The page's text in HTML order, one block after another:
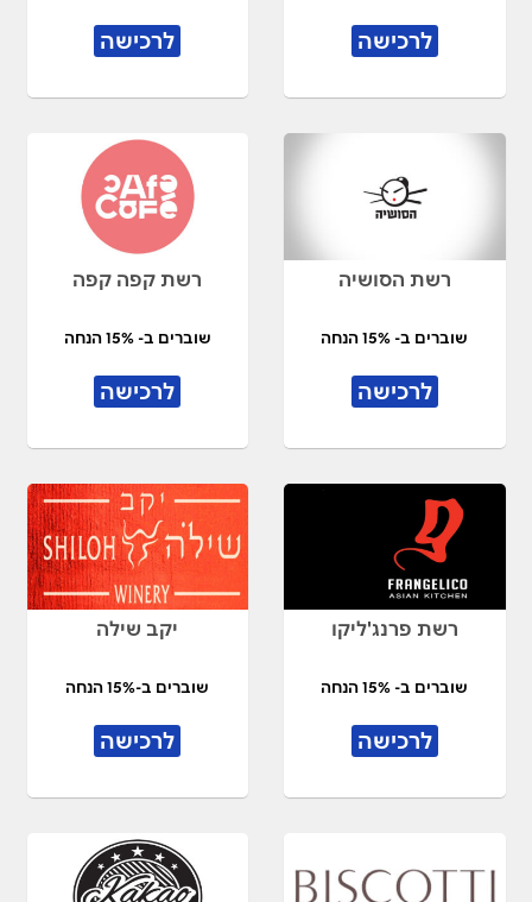
לרכישה לרכישה
רשת הסושיה
שוברים ב- 15% הנחה
לרכישה
רשת קפה קפה
שוברים ב- 15% הנחה
לרכישה
רשת פרנג'ליקו
שוברים ב- 15% הנחה
לרכישה
יקב שילה
שוברים ב-15% הנחה
לרכישה